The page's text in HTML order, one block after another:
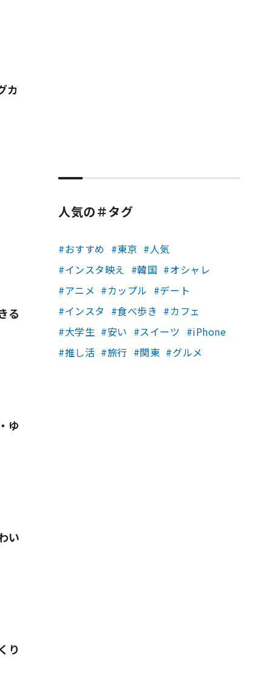
カ
る
ゆ
い
り
人気の＃タグ
おすすめ 東京
人気
インスタ映え
韓国
オシャレ
アニメ
カップル
デート
インスタ
食べ歩き
カフェ
大学生
安い スイーツ
iPhone
推し活
旅行 関東 グルメ